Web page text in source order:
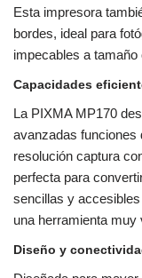
Esta impresora
bordes, ideal para
impecables a
Capacidades
La PIXMA MP170
avanzadas funciones
resolución captura
perfecta para
sencillas y
una herramienta muy
Diseño y